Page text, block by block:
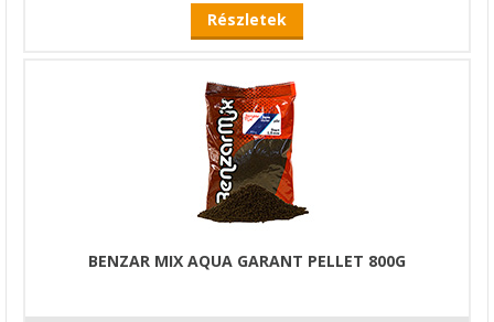
Részletek
BENZAR MIX AQUA GARANT PELLET 800G